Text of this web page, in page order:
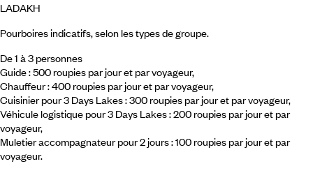
LADAKH
Pourboires indicatifs, selon les types de groupe.
De 1 à 3 personnes
Guide : 500 roupies par jour et par voyageur,
Chauffeur : 400 roupies par jour et par voyageur,
Cuisinier pour 3 Days Lakes : 300 roupies par jour et par voyageur,
Véhicule logistique pour 3 Days Lakes : 200 roupies par jour et par
voyageur,
Muletier accompagnateur pour 2 jours : 100 roupies par jour et par
voyageur.